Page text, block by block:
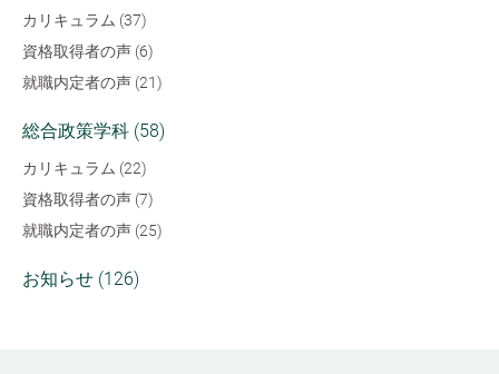
カリキュラム (37)
資格取得者の声 (6)
就職内定者の声 (21)
総合政策学科 (58)
カリキュラム (22)
資格取得者の声 (7)
就職内定者の声 (25)
お知らせ (126)